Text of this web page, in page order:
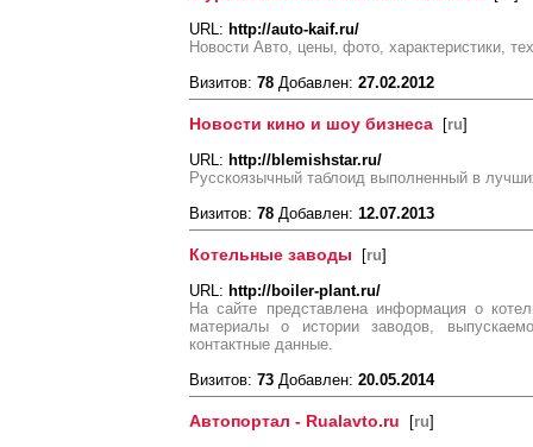
URL: http://auto-kaif.ru/
Новости Авто, цены, фото, характеристики,
Визитов: 78 Добавлен: 27.02.2012
Новости кино и шоу бизнеса [ru]
URL: http://blemishstar.ru/
Русскоязычный таблоид выполненный в
Визитов: 78 Добавлен: 12.07.2013
Котельные заводы [ru]
URL: http://boiler-plant.ru/
На сайте представлена информация о
материалы о истории заводов,
контактные данные.
Визитов: 73 Добавлен: 20.05.2014
Автопортал - Rualavto.ru [ru]